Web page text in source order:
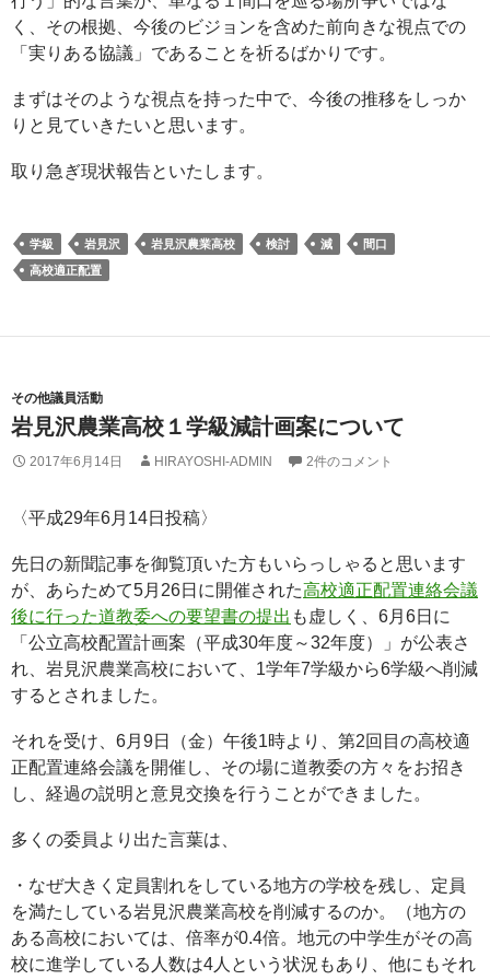
く、その根拠、今後のビジョンを含めた前向きな視点での
「実りある協議」であることを祈るばかりです。
まずはそのような視点を持った中で、今後の推移をしっか
りと見ていきたいと思います。
取り急ぎ現状報告といたします。
学級 岩見沢 岩見沢農業高校 検討 減
間口
高校適正配置
その他議員活動
岩見沢農業高校１学級減計画案について
2017年6月14日 HIRAYOSHI-ADMIN 2件のコメント
〈平成29年6月14日投稿〉
先日の新聞記事を御覧頂いた方もいらっしゃると思います
が、あらためて5月26日に開催された高校適正配置連絡会議
後に行った道教委への要望書の提出 も虚しく、6月6日に
「公立高校配置計画案（平成30年度～32年度）」が公表さ
れ、岩見沢農業高校において、1学年7学級から6学級へ削減
するとされました。
それを受け、6月9日（金）午後1時より、第2回目の高校適
正配置連絡会議を開催し、その場に道教委の方々をお招き
し、経過の説明と意見交換を行うことができました。
多くの委員より出た言葉は、
・なぜ大きく定員割れをしている地方の学校を残し、定員
を満たしている岩見沢農業高校を削減するのか。（地方の
ある高校においては、倍率が0.4倍。地元の中学生がその高
校に進学している人数は4人という状況もあり、他にもそれ